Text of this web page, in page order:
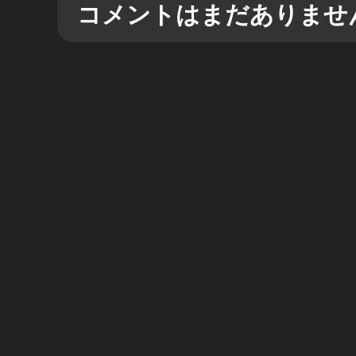
コメントはまだありませ